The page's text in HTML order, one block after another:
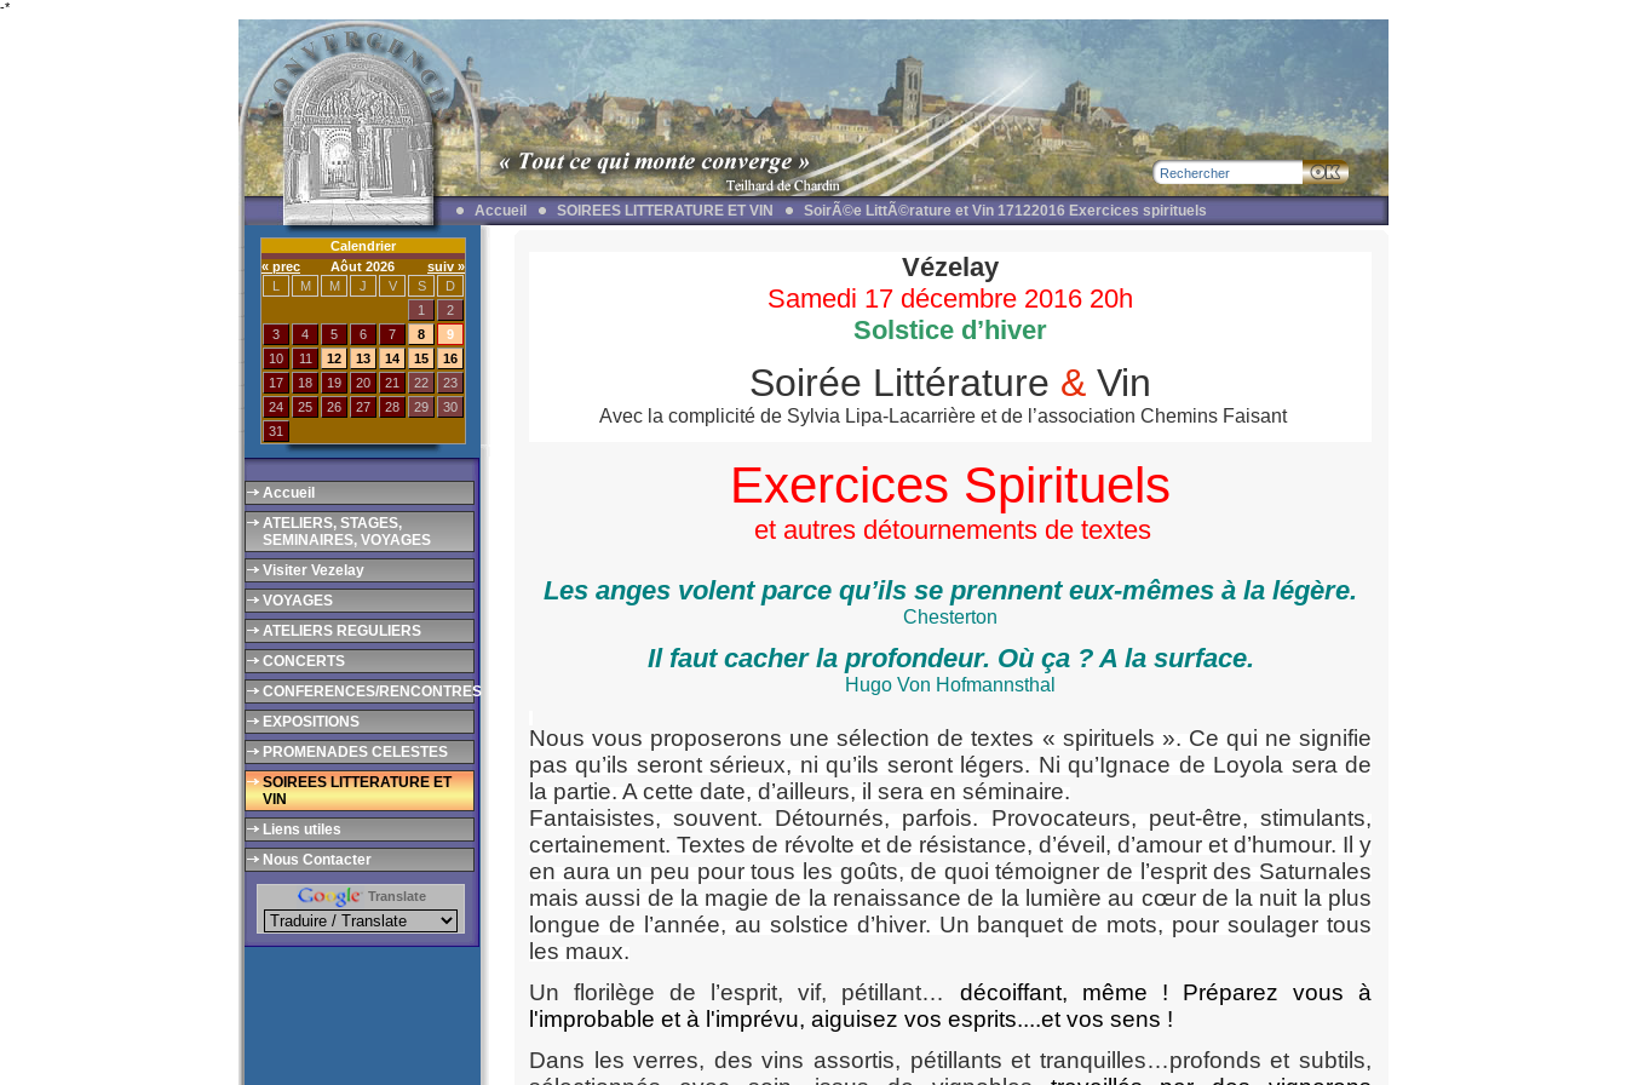
-*
Accueil SOIREES LITTERATURE ET VIN SoirÃ©e LittÃ©rature et Vin 17122016 Exercices spirituels
Calendrier
« prec
Aôut 2026
suiv »
L
M M J V S
D
1
2
3
4 5 6 7 8
9
10
11 12 13 14 15
16
17
18 19 20 21 22
23
24
25 26 27 28 29
30
31
Accueil
ATELIERS, STAGES,
SEMINAIRES, VOYAGES
Visiter Vezelay
VOYAGES
ATELIERS REGULIERS
CONCERTS
CONFERENCES/RENCONTRES
EXPOSITIONS
PROMENADES CELESTES
SOIREES LITTERATURE ET
VIN
Liens utiles
Nous Contacter
Translate
Vézelay
Samedi 17 décembre 2016 20h
Solstice d’hiver
Soirée Littérature & Vin
Avec la complicité de Sylvia Lipa-Lacarrière et de l’association Chemins Faisant
Exercices Spirituels
et autres détournements de textes
Les anges volent parce qu’ils se prennent eux-mêmes à la légère.
Chesterton
Il faut cacher la profondeur. Où ça ? A la surface.
Hugo Von Hofmannsthal
Nous vous proposerons une sélection de textes « spirituels ». Ce qui ne signifie
pas qu’ils seront sérieux, ni qu’ils seront légers. Ni qu’Ignace de Loyola sera de
la partie. A cette date, d’ailleurs, il sera en séminaire.
Fantaisistes, souvent. Détournés, parfois. Provocateurs, peut-être, stimulants,
certainement. Textes de révolte et de résistance, d’éveil, d’amour et d’humour. Il y
en aura un peu pour tous les goûts, de quoi témoigner de l’esprit des Saturnales
mais aussi de la magie de la renaissance de la lumière au cœur de la nuit la plus
longue de l’année, au solstice d’hiver. Un banquet de mots, pour soulager tous
les maux.
Un florilège de l’esprit, vif, pétillant…
décoiffant, même ! Préparez vous à
l'improbable et à l'imprévu, aiguisez vos esprits....et vos sens !
Dans les verres, des vins assortis, pétillants et tranquilles…profonds et subtils,